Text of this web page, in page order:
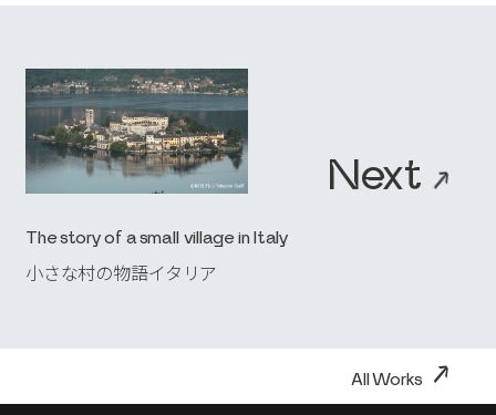
Copyright 2023 TELECOM STAFF Inc. All rights reserved.
The story of a small village in Italy
小さな村の物語イタリア
Next →
All Works→